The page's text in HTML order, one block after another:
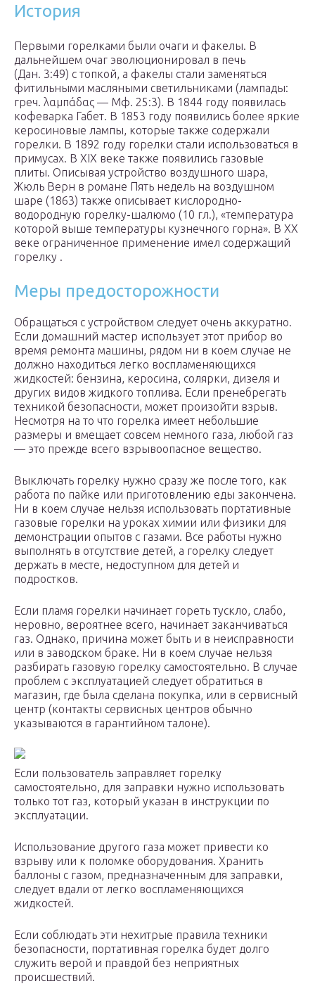
История
Первыми горелками были очаги и факелы. В
дальнейшем очаг эволюционировал в печь
(Дан. 3:49) с топкой, а факелы стали заменяться
фитильными масляными светильниками (лампады:
греч. λαμπάδας — Мф. 25:3). В 1844 году появилась
кофеварка Габет. В 1853 году появились более яркие
керосиновые лампы, которые также содержали
горелки. В 1892 году горелки стали использоваться в
примусах. В XIX веке также появились газовые
плиты. Описывая устройство воздушного шара,
Жюль Верн в романе Пять недель на воздушном
шаре (1863) также описывает кислородно-
водородную горелку-шалюмо (10 гл.), «температура
которой выше температуры кузнечного горна». В XX
веке ограниченное применение имел содержащий
горелку .
Меры предосторожности
Обращаться с устройством следует очень аккуратно.
Если домашний мастер использует этот прибор во
время ремонта машины, рядом ни в коем случае не
должно находиться легко воспламеняющихся
жидкостей: бензина, керосина, солярки, дизеля и
других видов жидкого топлива. Если пренебрегать
техникой безопасности, может произойти взрыв.
Несмотря на то что горелка имеет небольшие
размеры и вмещает совсем немного газа, любой газ
— это прежде всего взрывоопасное вещество.
Выключать горелку нужно сразу же после того, как
работа по пайке или приготовлению еды закончена.
Ни в коем случае нельзя использовать портативные
газовые горелки на уроках химии или физики для
демонстрации опытов с газами. Все работы нужно
выполнять в отсутствие детей, а горелку следует
держать в месте, недоступном для детей и
подростков.
Если пламя горелки начинает гореть тускло, слабо,
неровно, вероятнее всего, начинает заканчиваться
газ. Однако, причина может быть и в неисправности
или в заводском браке. Ни в коем случае нельзя
разбирать газовую горелку самостоятельно. В случае
проблем с эксплуатацией следует обратиться в
магазин, где была сделана покупка, или в сервисный
центр (контакты сервисных центров обычно
указываются в гарантийном талоне).
Если пользователь заправляет горелку
самостоятельно, для заправки нужно использовать
только тот газ, который указан в инструкции по
эксплуатации.
Использование другого газа может привести ко
взрыву или к поломке оборудования. Хранить
баллоны с газом, предназначенным для заправки,
следует вдали от легко воспламеняющихся
жидкостей.
Если соблюдать эти нехитрые правила техники
безопасности, портативная горелка будет долго
служить верой и правдой без неприятных
происшествий.